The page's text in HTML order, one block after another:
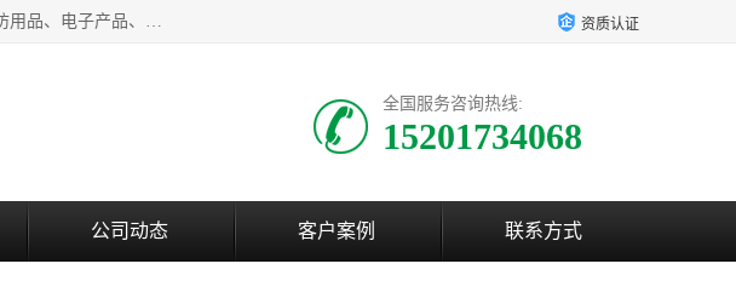
上海青禾贸易有限公司成立于2020年，注册地位于上海市宝山区。经营范围包括：机械设备、五金制品、劳防用品、电子产品、塑胶制品、家具、模具、纺织品、仪器仪表、建筑材料、装饰材料、化工产品、金属制品、机车配件等货物进出口报关、清关服务。 资质认证
全国服务咨询热线:
15201734068
公司动态 客户案例 联系方式